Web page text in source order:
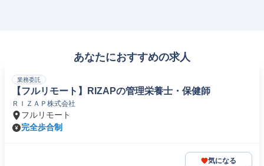
あなたにおすすめの求人
業務委託
【フルリモート】RIZAPの管理栄養士・保健師
ＲＩＺＡＰ株式会社
フルリモート
完全歩合制
気になる